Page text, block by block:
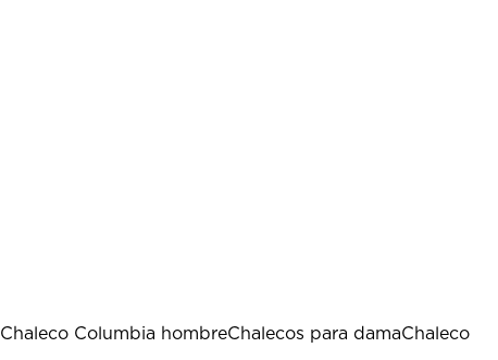
Chaleco Columbia hombreChalecos para damaChaleco